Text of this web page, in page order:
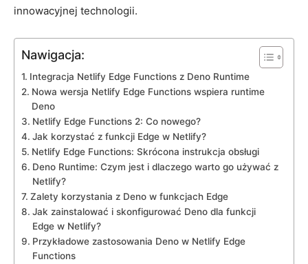
innowacyjnej⁣ technologii.
Nawigacja:
Integracja Netlify Edge Functions z Deno Runtime
Nowa wersja Netlify Edge​ Functions wspiera runtime
Deno
Netlify Edge⁣ Functions 2: Co‍ nowego?
Jak korzystać z funkcji Edge w⁤ Netlify?
Netlify Edge​ Functions: ‌Skrócona instrukcja obsługi
Deno Runtime: Czym jest i dlaczego warto go ⁤używać z
Netlify?
Zalety korzystania z Deno w funkcjach Edge
Jak zainstalować i skonfigurować⁣ Deno ‍dla funkcji
Edge w Netlify?
Przykładowe ⁤zastosowania Deno w Netlify‌ Edge
Functions